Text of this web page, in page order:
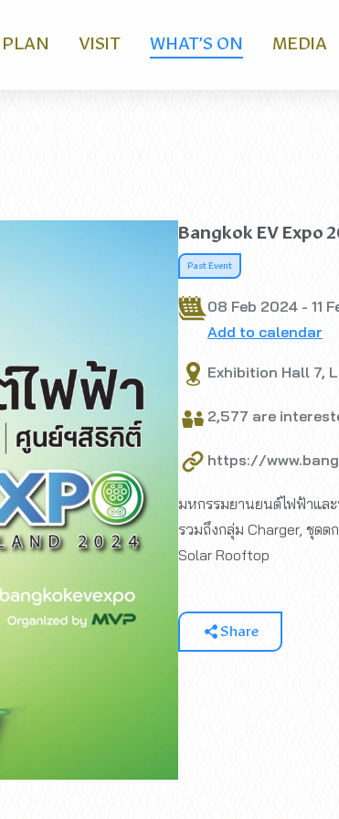
PLAN VISIT WHAT’S ON MEDIA
Bangkok EV Expo
Past Event
08 Feb 2024 - 11
Add to calendar
Exhibition Hall 7,
2,577 are
https://
มหกรรมยานยนต์ไฟฟ้าแล
รวมถึงกลุ่ม Charger, ชุดต
Solar Rooftop
Share